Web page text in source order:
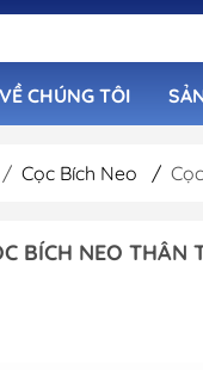
VỀ CHÚNG TÔI
Bluetooth
Cano
Cọc
/ Cọc Bích Neo /
BÍCH NEO THÂN